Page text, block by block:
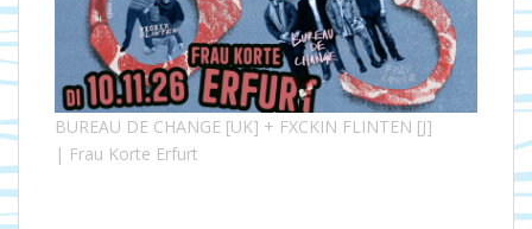
BUREAU DE CHANGE [UK] + FXCKIN FLINTEN [J]
| Frau Korte Erfurt